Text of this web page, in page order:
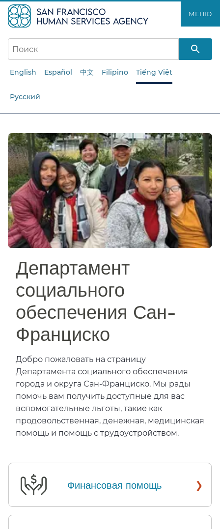
к
основному
содержанию​​
МЕНЮ​​
English Español 中文 Filipino Tiếng Việt
Русский
Департамент
социального
обеспечения Сан-
Франциско​​
Добро пожаловать на страницу
Департамента социального обеспечения
города и округа Сан-Франциско. Мы рады
помочь вам получить доступные для вас
вспомогательные льготы, такие как
продовольственная, денежная, медицинская
помощь и помощь с трудоустройством.​​
Финансовая помощь ›